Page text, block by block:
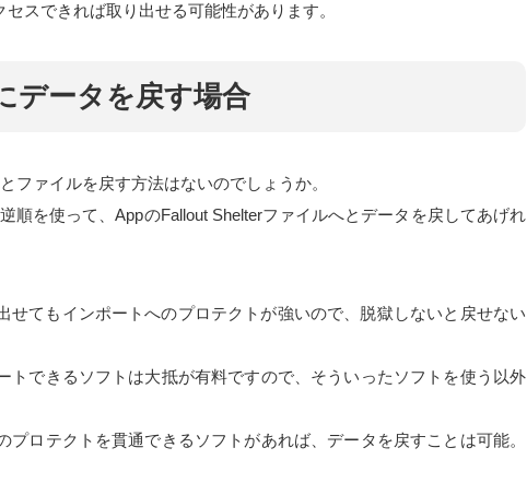
スできれば取り出せる可能性があります。
データを戻す場合
ファイルを戻す方法はないのでしょうか。
順を使って、AppのFallout Shelterファイルへとデータを戻してあげれ
せてもインポートへのプロテクトが強いので、脱獄しないと戻せない
トできるソフトは大抵が有料ですので、そういったソフトを使う以外
ロテクトを貫通できるソフトがあれば、データを戻すことは可能。